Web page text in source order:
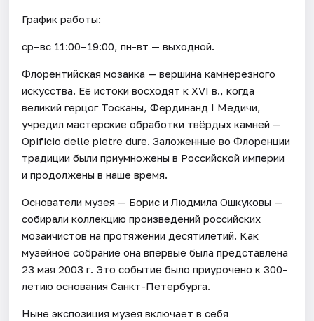
График работы:
ср–вс 11:00–19:00, пн-вт — выходной.
Флорентийская мозаика — вершина камнерезного
искусства. Её истоки восходят к XVI в., когда
великий герцог Тосканы, Фердинанд I Медичи,
учредил мастерские обработки твёрдых камней —
Opificio delle pietre dure. Заложенные во Флоренции
традиции были приумножены в Российской империи
и продолжены в наше время.
Основатели музея — Борис и Людмила Ошкуковы —
собирали коллекцию произведений российских
мозаичистов на протяжении десятилетий. Как
музейное собрание она впервые была представлена
23 мая 2003 г. Это событие было приурочено к 300-
летию основания Санкт-Петербурга.
Ныне экспозиция музея включает в себя